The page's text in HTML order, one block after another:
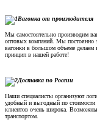
Вагонка от производителя
Мы самостоятельно производим
оптовых компаний. Мы постоянно
вагонки в большом объеме делаем
принцип в нашей работе!
Доставка по России
Наши специалисты организуют
удобный и выгодный по стоимости
клиентов очень широка.
транспортом.